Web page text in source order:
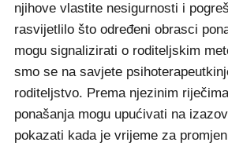
njihove vlastite nesigurnosti i
rasvijetlilo što određeni obrasci
mogu signalizirati o roditeljskim
smo se na savjete
roditeljstvo. Prema njezinim
ponašanja mogu upućivati na
pokazati kada je vrijeme za